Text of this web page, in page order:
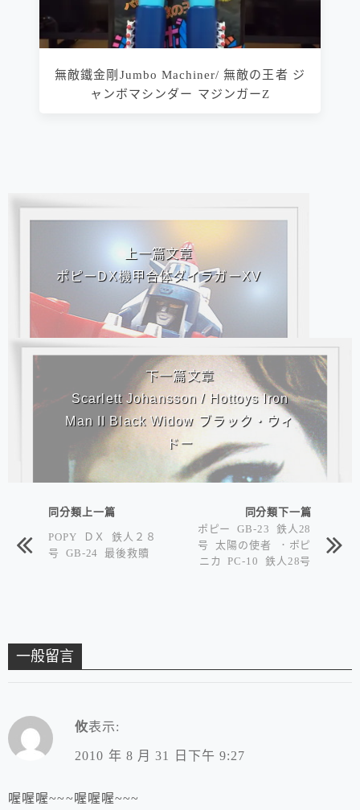
無敵鐵金剛Jumbo Machiner/ 無敵の王者 ジ
ャンボマシンダー マジンガーZ
相連文章
上一篇文章
ポピーDX機甲合体ダイラガーXV
下一篇文章
Scarlett Johansson / Hottoys Iron
Man II Black Widow ブラック・ウィ
ドー
同分類上一篇
POPY ＤＸ 鉄人２８
号 GB-24 最後救贖
同分類下一篇
ポピー GB-23 鉄人28
号 太陽の使者 ．ポピ
ニカ PC-10 鉄人28号
一般留言
攸表示:
2010 年 8 月 31 日下午 9:27
喔喔喔~~~喔喔喔~~~